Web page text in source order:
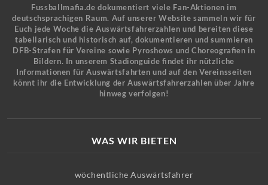
Fussballmafia.de dokumentiert viele Fan-Aktionen im
deutschsprachigen Raum. Auf unserer Website sammeln wir für
Euch jede Woche die Auswärtsfahrerzahlen und bereiten diese
tabellarisch und historisch auf, dokumentieren und summieren
DFB-Strafen für Vereine sowie Pyroshows und Choreografien in
Bildern. In unserem Stadionguide findet ihr nützliche
Informationen für Auswärtsfahrten und auf den Vereinsseiten
könnt ihr die Entwicklung der Auswärtsfahrerzahlen über Jahre
hinweg verfolgen!
WAS WIR BIETEN
wöchentliche Auswärtsfahrer